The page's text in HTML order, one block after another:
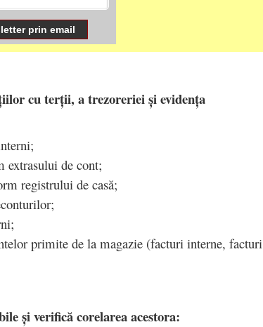
cu terții, a trezoreriei și evidența
extrasului de cont;
registrului de casă;
primite de la magazie (facturi interne, facturi
și verifică corelarea acestora: